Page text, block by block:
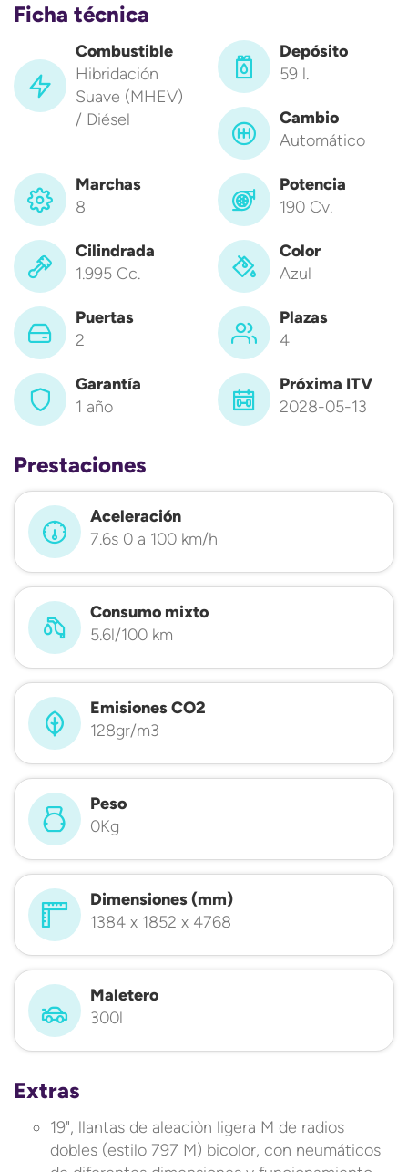
Ficha técnica
Combustible
Hibridación
Suave (MHEV)
/ Diésel
Depósito
59 l.
Cambio
Automático
Marchas
8
Potencia
190 Cv.
Cilindrada
1.995 Cc.
Color
Azul
Puertas
2
Plazas
4
Garantía
1 año
Próxima ITV
2028-05-13
Prestaciones
Aceleración
7.6s 0 a 100 km/h
Consumo mixto
5.6l/100 km
Emisiones CO2
128gr/m3
Peso
0Kg
Dimensiones (mm)
1384 x 1852 x 4768
Maletero
300l
Extras
19", llantas de aleaciòn ligera M de radios
dobles (estilo 797 M) bicolor, con neumáticos